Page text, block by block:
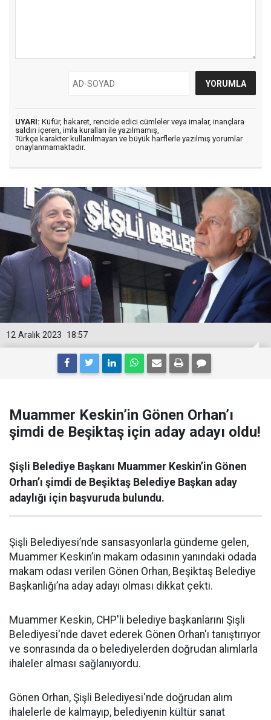
UYARI: Küfür, hakaret, rencide edici cümleler veya imalar, inançlara
saldırı içeren, imla kuralları ile yazılmamış,
Türkçe karakter kullanılmayan ve büyük harflerle yazılmış yorumlar
onaylanmamaktadır.
18:57
12 Aralık 2023
Muammer Keskin’in Gönen Orhan’ı
şimdi de Beşiktaş için aday adayı oldu!
Şişli Belediye Başkanı Muammer Keskin’in Gönen
Orhan’ı şimdi de Beşiktaş Belediye Başkan aday
adaylığı için başvuruda bulundu.
Şişli Belediyesi’nde sansasyonlarla gündeme gelen,
Muammer Keskin’in makam odasının yanındaki odada
makam odası verilen Gönen Orhan, Beşiktaş Belediye
Başkanlığı’na aday adayı olması dikkat çekti.
Muammer Keskin, CHP'li belediye başkanlarını Şişli
Belediyesi'nde davet ederek Gönen Orhan'ı tanıştırıyor
ve sonrasında da o belediyelerden doğrudan alımlarla
ihaleler alması sağlanıyordu.
Gönen Orhan, Şişli Belediyesi'nde doğrudan alım
ihalelerle de kalmayıp, belediyenin kültür sanat